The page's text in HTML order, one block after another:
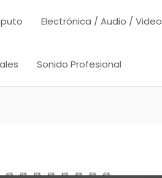
Electrónica / Audio / Video
Sonido Profesional